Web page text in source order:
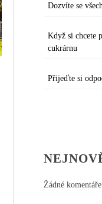
Dozvíte se
Když si chcete
cukrárnu
Přijeďte si
Žádné komentáře.